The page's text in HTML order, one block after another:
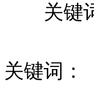
北京初中生玩闹
山西运城恶犬咬伤
关键词
关键词：